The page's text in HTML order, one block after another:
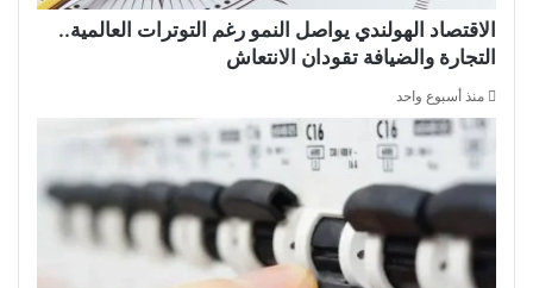
الاقتصاد الهولندي يواصل النمو رغم التوترات العالمية..
التجارة والضيافة تقودان الانتعاش
منذ أسبوع واحد